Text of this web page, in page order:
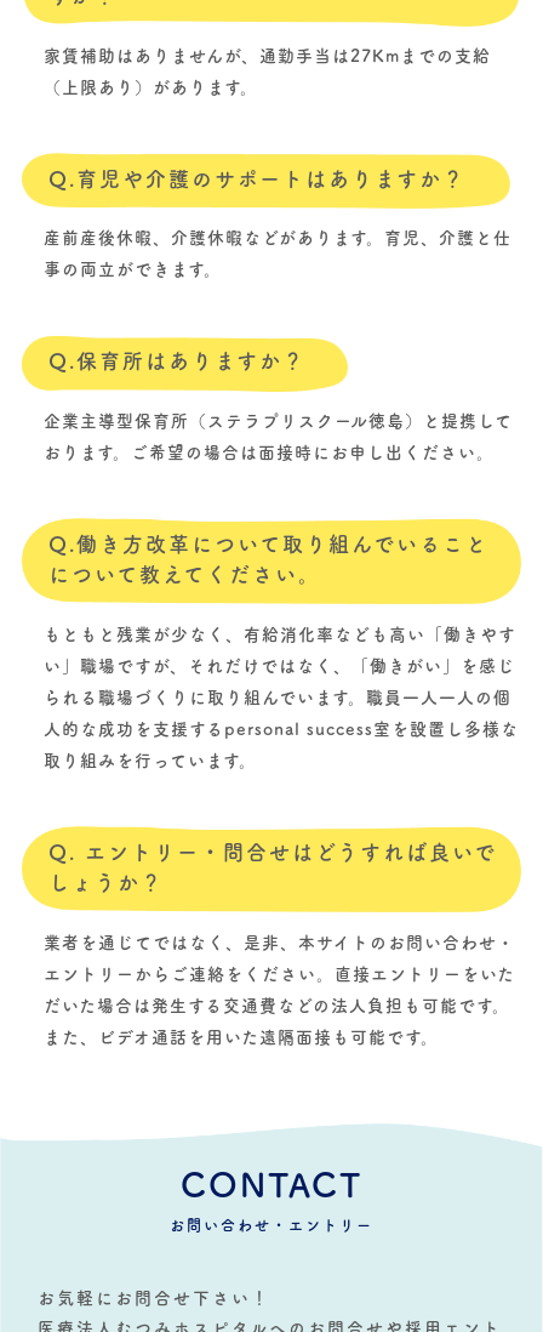
家賃補助はありませんが、通勤手当は27Kmまでの支給
（上限あり）があります。
Q.育児や介護のサポートはありますか？
産前産後休暇、介護休暇などがあります。育児、介護と仕
事の両立ができます。
Q.保育所はありますか？
企業主導型保育所（ステラプリスクール徳島）と提携して
おります。ご希望の場合は面接時にお申し出ください。
Q.働き方改革について取り組んでいること
について教えてください。
もともと残業が少なく、有給消化率なども高い「働きやす
い」職場ですが、それだけではなく、「働きがい」を感じ
られる職場づくりに取り組んでいます。職員一人一人の個
人的な成功を支援するpersonal success室を設置し多様な
取り組みを行っています。
Q. エントリー・問合せはどうすれば良いで
しょうか？
業者を通じてではなく、是非、本サイトのお問い合わせ・
エントリーからご連絡をください。直接エントリーをいた
だいた場合は発生する交通費などの法人負担も可能です。
また、ビデオ通話を用いた遠隔面接も可能です。
CONTACT
お問い合わせ・エントリー
お気軽にお問合せ下さい！
医療法人むつみホスピタルへのお問合せや採用エント